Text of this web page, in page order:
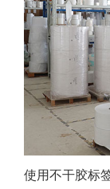
使用不干胶标